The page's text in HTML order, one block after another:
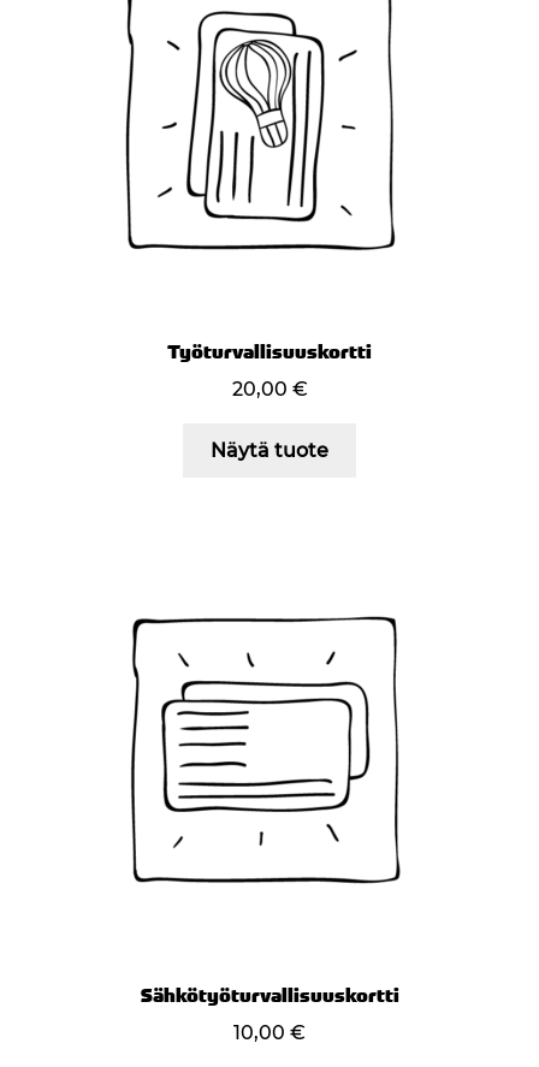
Työturvallisuuskortti
20,00 €
Näytä tuote
Sähkötyöturvallisuuskortti
10,00 €